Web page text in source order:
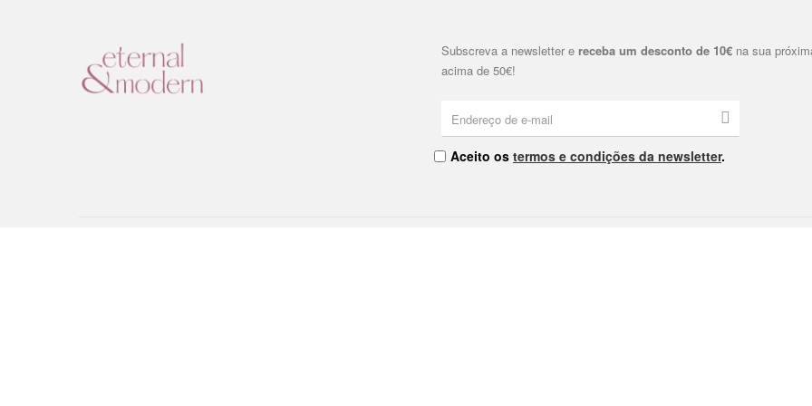
Subscreva a newsletter e receba um desconto de 10€ na sua
acima de 50€!
Aceito os termos e condições da newsletter.